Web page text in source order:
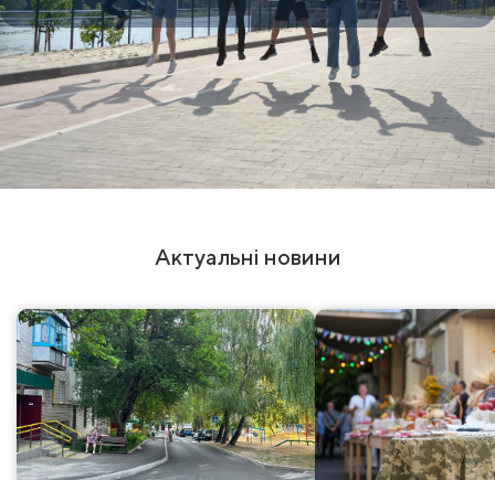
Актуальні новини